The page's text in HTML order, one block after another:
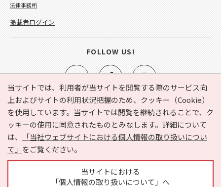
当サイトでは、利用者が当サイトを閲覧する際のサービス向
上およびサイトの利用状況把握のため、クッキー（Cookie）
を使用しています。当サイトでは閲覧を継続されることで、ク
ッキーの使用に同意されたものとみなします。詳細について
は、
「当社ウェブサイトにおける個人情報の取り扱いについ
て」 をご覧ください。
当サイトにおける
「個人情報の取り扱いについて」へ
e-NAVITA（イーナビタ）とは？ お気に入り
ヘルプ
利用規約
個人情報の取り扱いについて
運営会社
サイトマップ
広告掲載に関するお問い合わせ
法律事務所
掲載者ログイン
FOLLOW US!